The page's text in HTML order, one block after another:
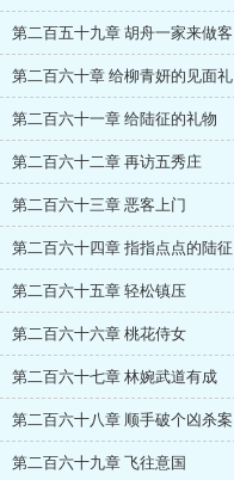
第二百五十九章 胡舟一家来做客
第二百六十章 给柳青妍的见面礼
第二百六十一章 给陆征的礼物
第二百六十二章 再访五秀庄
第二百六十三章 恶客上门
第二百六十四章 指指点点的陆征
第二百六十五章 轻松镇压
第二百六十六章 桃花侍女
第二百六十七章 林婉武道有成
第二百六十八章 顺手破个凶杀案
第二百六十九章 飞往意国